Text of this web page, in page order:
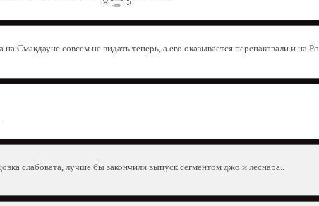
Смакдауне совсем не видать теперь, а его оказывается перепаковали и на Ро
слабовата, лучше бы закончили выпуск сегментом джо и леснара..